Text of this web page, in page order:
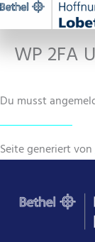
Zum
Inhalt
springen
WP 2FA
Du musst
Hier anmelden.
Seite generiert von